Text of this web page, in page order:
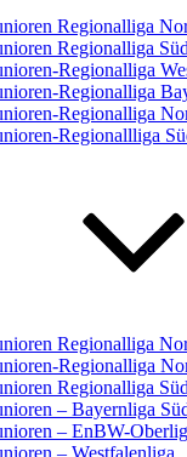
Regionalliga
Regionalliga
Regionalliga
Regionalliga
Regionalliga
Regionallliga
Regionalliga
Regionalliga
Regionalliga
– Bayernliga
– EnBW-
– Westfalenliga